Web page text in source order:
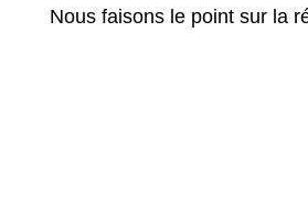
Nous faisons le point sur la